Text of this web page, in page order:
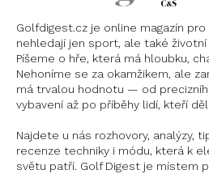
Golfdigest.cz je online magazín pro
nehledají jen sport, ale také
Píšeme o hře, která má hloubku,
Nehoníme se za okamžikem, ale
má trvalou hodnotu — od
vybavení až po příběhy lidí, kteří
Najdete u nás rozhovory, analýzy,
recenze techniky i módu, která k
světu patří. Golf Digest je místem